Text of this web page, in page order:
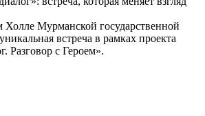
Холле Мурманской государственной
встреча в рамках проекта
Разговор с Героем».